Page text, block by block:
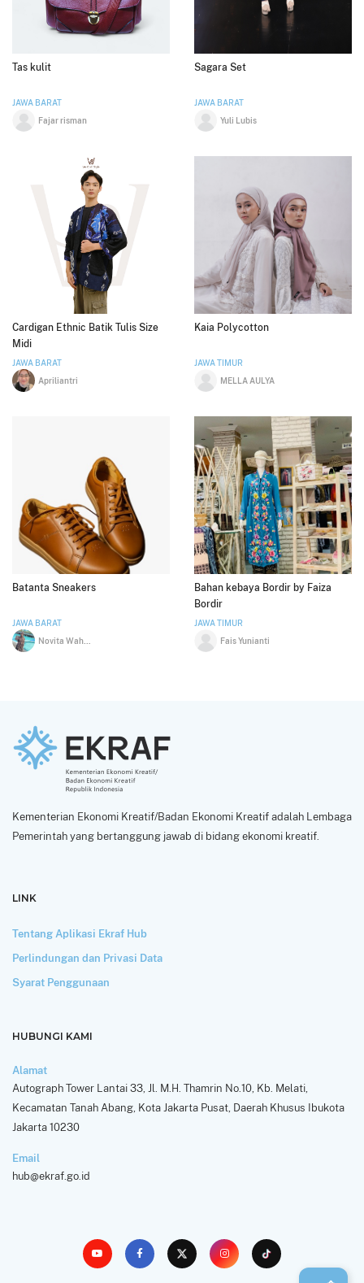
Tas kulit
JAWA BARAT
Fajar risman
Sagara Set
JAWA BARAT
Yuli Lubis
Cardigan Ethnic Batik Tulis Size
Midi
JAWA BARAT
Apriliantri
Kaia Polycotton
JAWA TIMUR
MELLA AULYA
Batanta Sneakers
JAWA BARAT
Bahan kebaya Bordir by Faiza
Bordir
JAWA TIMUR
Fais Yunianti
Kementerian Ekonomi Kreatif/Badan Ekonomi Kreatif adalah Lembaga
Pemerintah yang bertanggung jawab di bidang ekonomi kreatif.
LINK
Tentang Aplikasi Ekraf Hub
Perlindungan dan Privasi Data
Syarat Penggunaan
HUBUNGI KAMI
Alamat
Autograph Tower Lantai 33, Jl. M.H. Thamrin No.10, Kb. Melati,
Kecamatan Tanah Abang, Kota Jakarta Pusat, Daerah Khusus Ibukota
Jakarta 10230
Email
hub@ekraf.go.id